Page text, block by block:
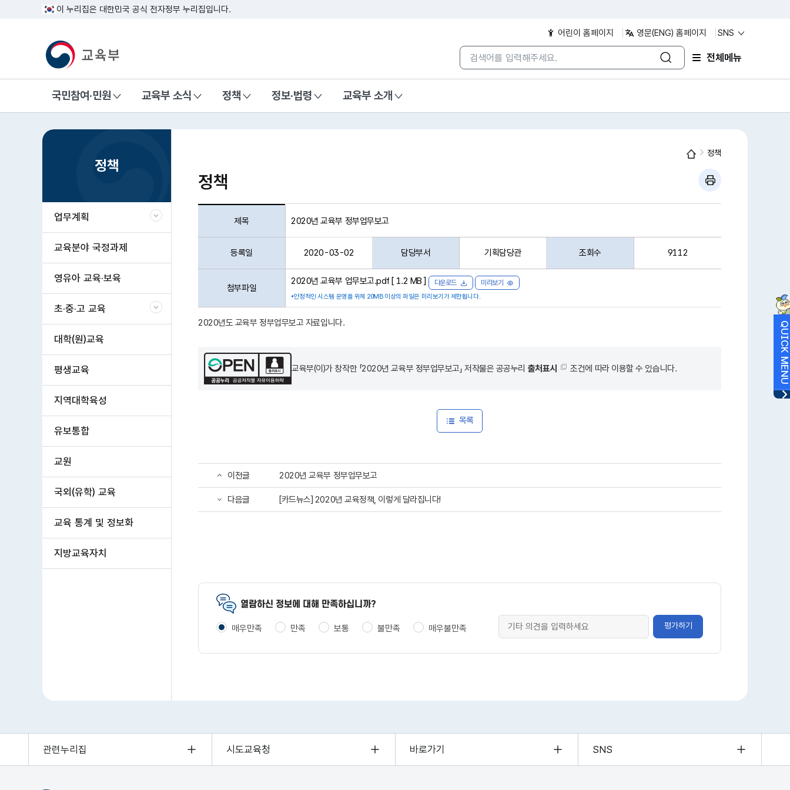
QUICK MENU
이 누리집은 대한민국 공식 전자정부 누리집입니다.
어린이 홈페이지 영문(ENG) 홈페이지 SNS
교육부 국민 메인홈페이지 컨텐츠 통합검색/검색어 입력 전체메뉴
국민참여·민원 교육부 소식 정책 정보·법령 교육부 소개
정책
업무계획
교육분야 국정과제
영유아 교육·보육
초·중·고 교육
대학(원)교육
평생교육
지역대학육성
유보통합
교원
국외(유학) 교육
교육 통계 및 정보화
지방교육자치
정책
정책
제목 2020년 교육부 정부업무보고
등록일 2020-03-02 담당부서 기획담당관 조회수 9112
첨부파일
2020년 교육부 업무보고.pdf [ 1.2 MB ] 다운로드 미리보기
*안정적인 시스템 운영을 위해 20MB 이상의 파일은 미리보기가 제한됩니다.
2020년도 교육부 정부업무보고 자료입니다.
교육부(이)가 창작한 「2020년 교육부 정부업무보고」 저작물은 공공누리 출처표시 조건에 따라 이용할 수 있습니다.
목록
이전글 2020년 교육부 정부업무보고
다음글 [카드뉴스] 2020년 교육정책, 이렇게 달라집니다!
열람하신 정보에 대해 만족하십니까?
매우만족 만족 보통 불만족 매우불만족 평가하기
관련누리집 시도교육청 바로가기 SNS